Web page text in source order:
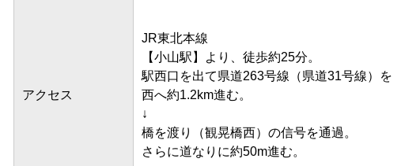
アクセス
JR東北本線
【小山駅】より、徒歩約25分。
駅西口を出て県道263号線（県道31号線）を
西へ約1.2km進む。
↓
橋を渡り（観晃橋西）の信号を通過。
さらに道なりに約50m進む。